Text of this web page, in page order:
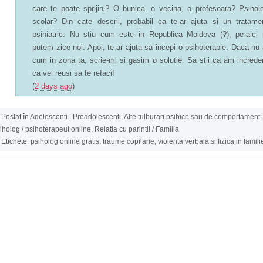
care te poate sprijini? O bunica, o vecina, o profesoara?
scolar? Din cate descrii, probabil ca te-ar ajuta si un
psihiatric. Nu stiu cum este in Republica Moldova (?), pe-aici
putem zice noi. Apoi, te-ar ajuta sa incepi o psihoterapie. Daca nu
cum in zona ta, scrie-mi si gasim o solutie. Sa stii ca am
ca vei reusi sa te refaci!
(2 days ago)
Postat în Adolescenti | Preadolescenti,Alte tulburari psihice sau de comportament,
/ psihoterapeut online, Relatia cu parintii / Familia
Etichete: psiholog online gratis, traume copilarie, violenta verbala si fizica in